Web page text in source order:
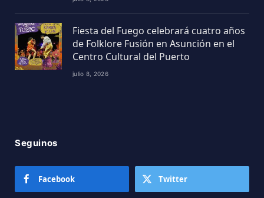
Fiesta del Fuego celebrará cuatro años
de Folklore Fusión en Asunción en el
Centro Cultural del Puerto
julio 8, 2026
Seguinos
Facebook Twitter